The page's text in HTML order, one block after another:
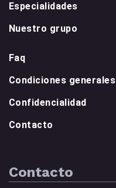
Especialidades
Nuestro grupo
Faq
Condiciones generales
Confidencialidad
Contacto
Contacto